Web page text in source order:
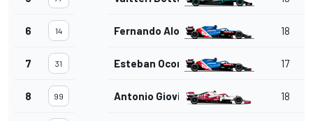
6 14 Fernando Alonso 18
7 31 Esteban Ocon 17
8 99 Antonio Giovinazzi 18